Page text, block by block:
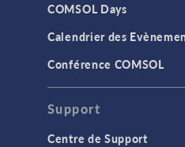
COMSOL Days
Calendrier des
Conférence COMSOL
Support
Centre de Support